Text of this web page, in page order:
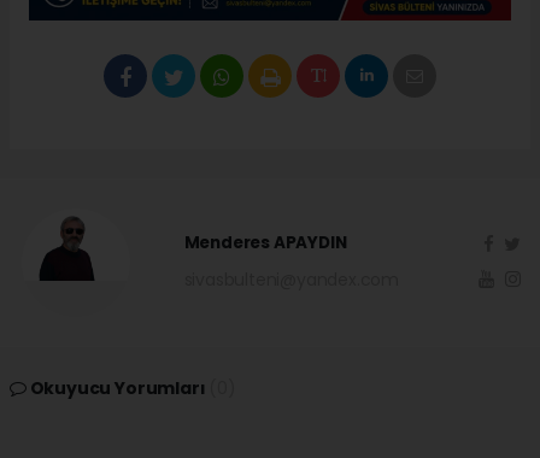
Menderes APAYDIN
Okuyucu Yorumları